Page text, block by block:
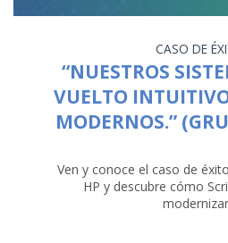
CASO DE
“NUESTROS
VUELTO
MODERNOS.”
Ven y conoce el caso de
HP y descubre cómo